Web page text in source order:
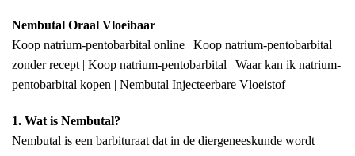
Nembutal Oraal Vloeibaar
Koop natrium-pentobarbital online | Koop natrium-pentobarbital
zonder recept | Koop natrium-pentobarbital | Waar kan ik natrium-
pentobarbital kopen | Nembutal Injecteerbare Vloeistof
1. Wat is Nembutal?
Nembutal is een barbituraat dat in de diergeneeskunde wordt